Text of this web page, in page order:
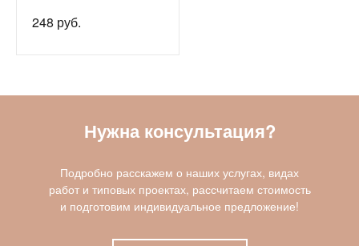
248 руб.
Нужна консультация?
Подробно расскажем о наших услугах, видах
работ и типовых проектах, рассчитаем стоимость
и подготовим индивидуальное предложение!